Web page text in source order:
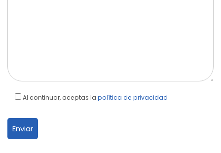
Al continuar, aceptas la política de privacidad